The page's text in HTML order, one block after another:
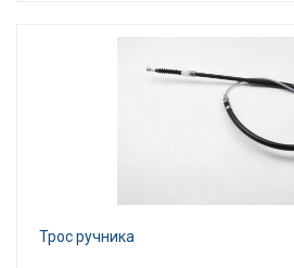
Трос ручника